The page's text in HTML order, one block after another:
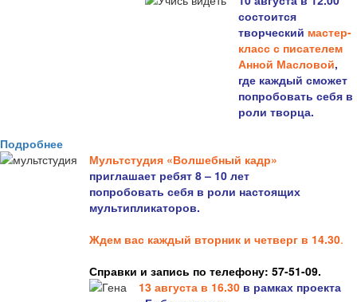
состоится
творческий мастер-
класс с писателем
Анной Масловой,
где каждый сможет
попробовать себя в
роли творца.
Подробнее
Мультстудия «Волшебный кадр»
приглашает ребят 8 – 10 лет
попробовать себя в роли настоящих
мультипликаторов.
Ждем вас каждый вторник и четверг в 14.30.
Справки и запись по телефону: 57-51-09.
13 августа в 16.30 в рамках проекта